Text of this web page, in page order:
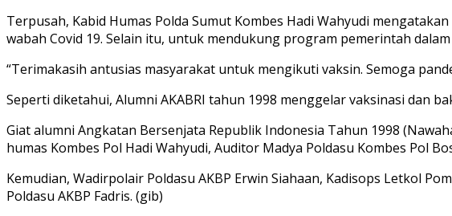
Terpusah, Kabid Humas Polda Sumut Kombes Hadi Wahyudi
wabah Covid 19. Selain itu, untuk mendukung program pemerintah
“Terimakasih antusias masyarakat untuk mengikuti vaksin. Semoga
Seperti diketahui, Alumni AKABRI tahun 1998 menggelar vaksinasi dan
Giat alumni Angkatan Bersenjata Republik Indonesia Tahun 1998
humas Kombes Pol Hadi Wahyudi, Auditor Madya Poldasu Kombes Pol
Kemudian, Wadirpolair Poldasu AKBP Erwin Siahaan, Kadisops Letkol
Poldasu AKBP Fadris. (gib)